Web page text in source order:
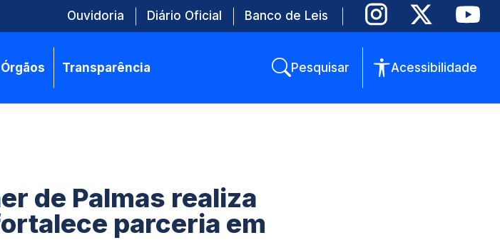
Ouvidoria Diário Oficial Banco de Leis
Órgãos Transparência Pesquisar Acessibilidade
de Palmas realiza
parceria em